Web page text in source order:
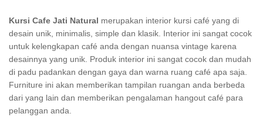
Kursi Cafe Jati Natural merupakan interior kursi café yang di
desain unik, minimalis, simple dan klasik. Interior ini sangat cocok
untuk kelengkapan café anda dengan nuansa vintage karena
desainnya yang unik. Produk interior ini sangat cocok dan mudah
di padu padankan dengan gaya dan warna ruang café apa saja.
Furniture ini akan memberikan tampilan ruangan anda berbeda
dari yang lain dan memberikan pengalaman hangout café para
pelanggan anda.